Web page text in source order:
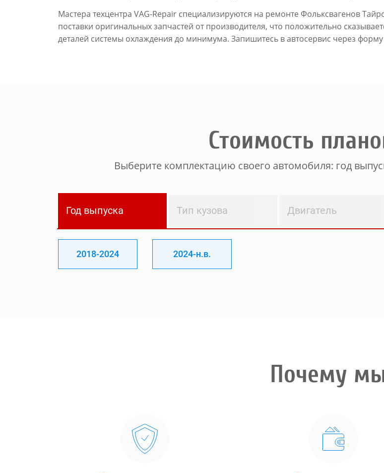
Мастера техцентра VAG-Repair специализируются на ремонте Фольксвагенов
поставки оригинальных запчастей от производителя, что положительно
деталей системы охлаждения до минимума. Запишитесь в автосервис через
Стоимость
Выберите комплектацию своего автомобиля: год
Год выпуска Тип кузова Двигатель
2018-2024 2024-н.в.
Почему